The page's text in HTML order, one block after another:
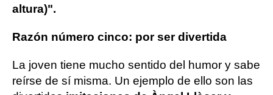
altura)".
Razón número cinco: por ser divertida
La joven tiene mucho sentido del humor y sabe
reírse de sí misma. Un ejemplo de ello son las